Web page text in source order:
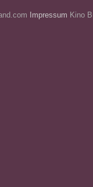
Impressum Kino